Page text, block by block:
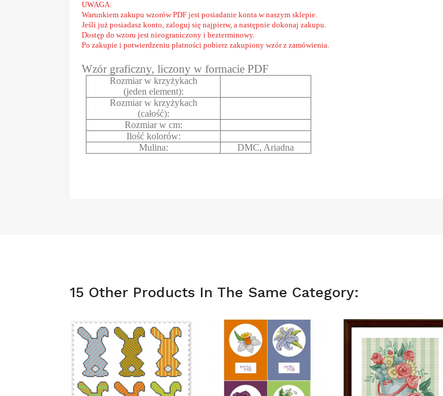
UWAGA:
Warunkiem zakupu wzorów PDF jest posiadanie konta w naszym sklepie.
Jeśli już posiadasz konto, zaloguj się najpierw, a następnie dokonaj zakupu.
Dostęp do wzoru jest nieograniczony i bezterminowy.
Po zakupie i potwierdzeniu płatności pobierz zakupiony wzór z zamówienia.
Wzór graficzny, liczony w formacie PDF
Rozmiar w krzyżykach
(jeden element):
Rozmiar w krzyżykach
(całość):
Rozmiar w cm:
Ilość kolorów:
Mulina:
DMC, Ariadna
15 Other Products In The Same Category: